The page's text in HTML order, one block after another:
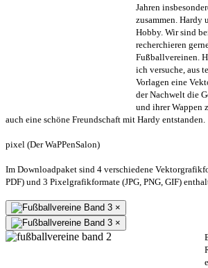
Jahren
zusammen. Hardy
Hobby. Wir sind
recherchieren
Fußballvereinen.
ich versuche, aus
Vorlagen eine
der Nachwelt die
und ihrer Wappen
auch eine schöne Freundschaft mit Hardy entstanden.
pixel (Der WaPPenSalon)
Im Downloadpaket sind 4 verschiedene
PDF) und 3 Pixelgrafikformate (JPG, PNG, GIF)
×
×